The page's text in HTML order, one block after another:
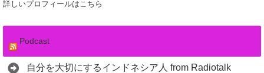
詳しいプロフィールはこちら
Podcast
自分を大切にするインドネシア人 from Radiotalk